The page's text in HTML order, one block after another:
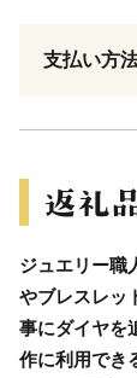
支払い方
ジュエリー職
やブレスレッ
事にダイヤを
作に利用でき